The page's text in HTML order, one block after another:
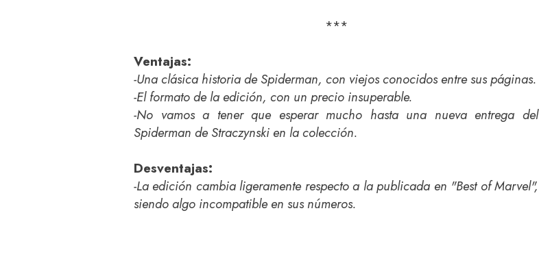
***
Ventajas:
-Una clásica historia de Spiderman, con viejos conocidos entre sus páginas.
-El formato de la edición, con un precio insuperable.
-No vamos a tener que esperar mucho hasta una nueva entrega del
Spiderman de Straczynski en la colección.
Desventajas:
-La edición cambia ligeramente respecto a la publicada en "Best of Marvel",
siendo algo incompatible en sus números.